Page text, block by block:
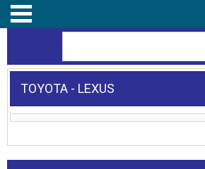
TOYOTA - LEXUS